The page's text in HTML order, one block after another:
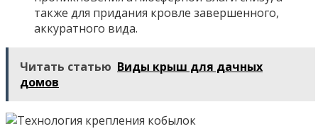
также для придания кровле завершенного,
аккуратного вида.
Читать статью Виды крыш для дачных
домов